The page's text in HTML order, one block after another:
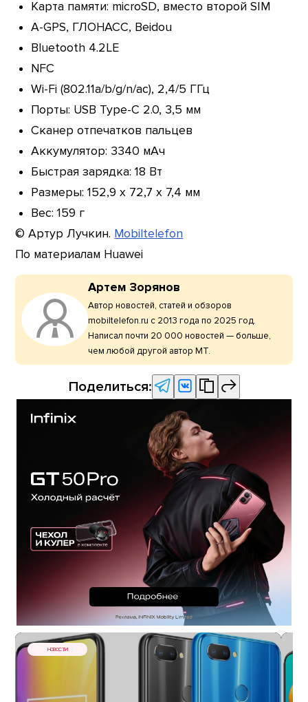
Карта памяти: microSD, вместо второй SIM
A-GPS, ГЛОНАСС, Beidou
Bluetooth 4.2LE
NFC
Wi-Fi (802.11a/b/g/n/ac), 2,4/5 ГГц
Порты: USB Type-C 2.0, 3,5 мм
Сканер отпечатков пальцев
Аккумулятор: 3340 мАч
Быстрая зарядка: 18 Вт
Размеры: 152,9 х 72,7 х 7,4 мм
Вес: 159 г
© Артур Лучкин. Mobiltelefon
По материалам Huawei
Артем Зорянов
Автор новостей, статей и обзоров
mobiltelefon.ru с 2013 года по 2025 год.
Написал почти 20 000 новостей — больше,
чем любой другой автор МТ.
Поделиться:
НОВОСТИ